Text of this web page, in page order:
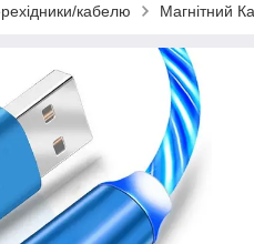
кабелю Магнітний